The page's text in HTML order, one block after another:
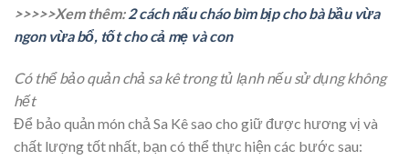
>>>>>Xem thêm:2 cách nấu cháo bìm bịp cho bà bầu vừa
ngon vừa bổ, tốt cho cả mẹ và con
Có thể bảo quản chả sa kê trong tủ lạnh nếu sử dụng không
hết
Để bảo quản món chả Sa Kê sao cho giữ được hương vị và
chất lượng tốt nhất, bạn có thể thực hiện các bước sau: